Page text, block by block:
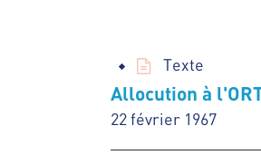
Texte
Allocution à
22 février 1967